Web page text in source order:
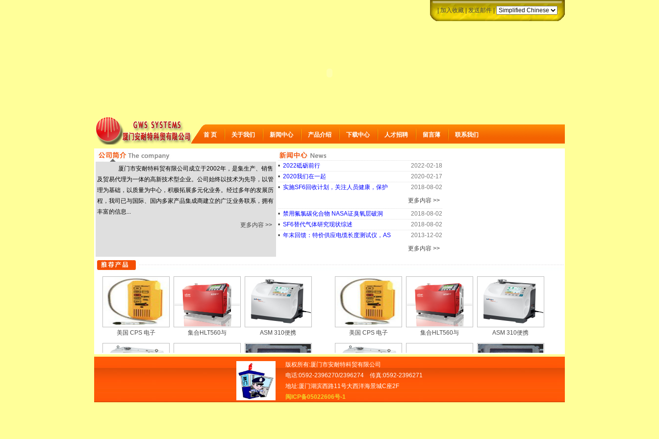
|加入收藏|发送邮件|
首 页 关于我们 新闻中心 产品介绍 下载中心 人才招聘 留言薄 联系我们
厦门市安耐特科贸有限公司成立于2002年，是集生产、销售
及贸易代理为一体的高新技术型企业。公司始终以技术为先导，以管
理为基础，以质量为中心，积极拓展多元化业务。经过多年的发展历
程，我司已与国际、国内多家产品集成商建立的广泛业务联系，拥有
丰富的信息...
更多内容 >>
• 2022砥砺前行
2022-02-18
• 2020我们在一起
2020-02-17
• 实施SF6回收计划，关注人员健康，保护
2018-08-02
更多内容 >>
• 禁用氟氯碳化合物 NASA证臭氧层破洞
2018-08-02
• SF6替代气体研究现状综述
2018-08-02
• 年末回馈：特价供应电缆长度测试仪，AS
2013-12-02
更多内容 >>
美国 CPS 电子 集合HLT560与 ASM 310便携
SM6型SF6断路
美国 CPS 电子 集合HLT560与 ASM 310便携
版权所有:厦门市安耐特科贸有限公司
电话:0592-2396270/2396274 传真:0592-2396271
地址:厦门湖滨西路11号大西洋海景城C座2F
闽ICP备05022606号-1